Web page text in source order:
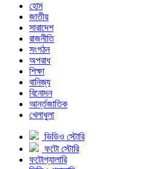
হোম
জাতীয়
সারাদেশ
রাজনীতি
সংগঠন
অপরাধ
শিক্ষা
বানিজ্য
বিনোদন
আর্ন্তজাতিক
খেলাধুলা
ভিডিও স্টোরি
ফটো স্টোরি
ফটোগ্যালারি